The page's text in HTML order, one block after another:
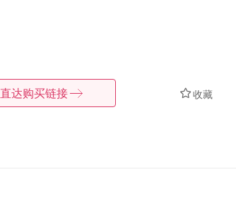
收藏
直达购买链接